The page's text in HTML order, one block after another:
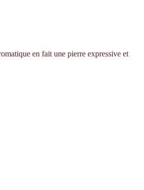
en fait une pierre expressive et